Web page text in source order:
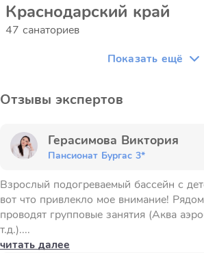
Краснодарский край
47 санаториев
Показать ещё
Отзывы экспертов
Герасимова Виктория
Пансионат Бургас 3*
Взрослый подогреваемый бассейн с
вот что привлекло мое внимание!
проводят групповые занятия (Аква
т.д.)....
читать далее